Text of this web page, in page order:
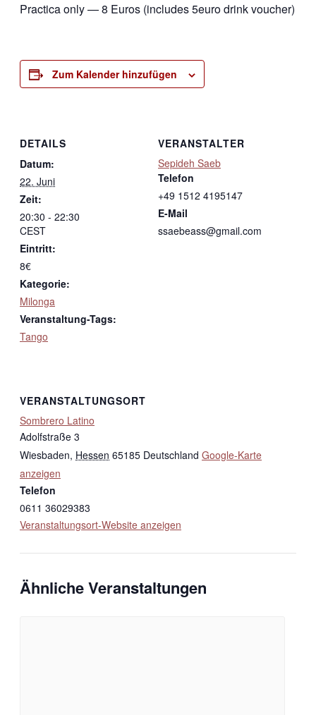
Practica only — 8 Euros (includes 5euro drink voucher)
Zum Kalender hinzufügen
DETAILS
Datum:
22. Juni
Zeit:
20:30 - 22:30
CEST
Eintritt:
8€
Kategorie:
Milonga
Veranstaltung-Tags:
Tango
VERANSTALTER
Sepideh Saeb
Telefon
+49 1512 4195147
E-Mail
ssaebeass@gmail.com
VERANSTALTUNGSORT
Sombrero Latino
Adolfstraße 3
Wiesbaden, Hessen 65185 Deutschland Google-Karte
anzeigen
Telefon
0611 36029383
Veranstaltungsort-Website anzeigen
Ähnliche Veranstaltungen